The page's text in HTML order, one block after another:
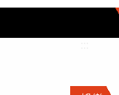
社
時
調